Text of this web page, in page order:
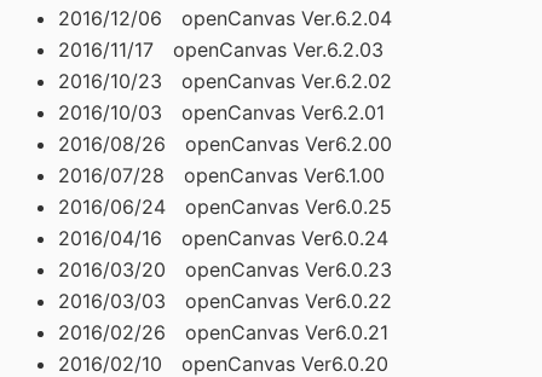
2016/12/06 openCanvas Ver.6.2.04
2016/11/17 openCanvas Ver.6.2.03
2016/10/23 openCanvas Ver.6.2.02
2016/10/03 openCanvas Ver6.2.01
2016/08/26 openCanvas Ver6.2.00
2016/07/28 openCanvas Ver6.1.00
2016/06/24 openCanvas Ver6.0.25
2016/04/16 openCanvas Ver6.0.24
2016/03/20 openCanvas Ver6.0.23
2016/03/03 openCanvas Ver6.0.22
2016/02/26 openCanvas Ver6.0.21
2016/02/10 openCanvas Ver6.0.20